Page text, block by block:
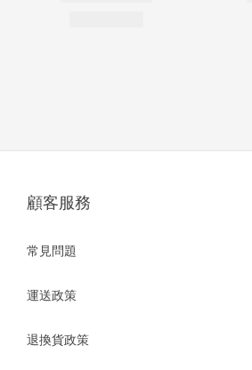
顧客服務
常見問題
運送政策
退換貨政策